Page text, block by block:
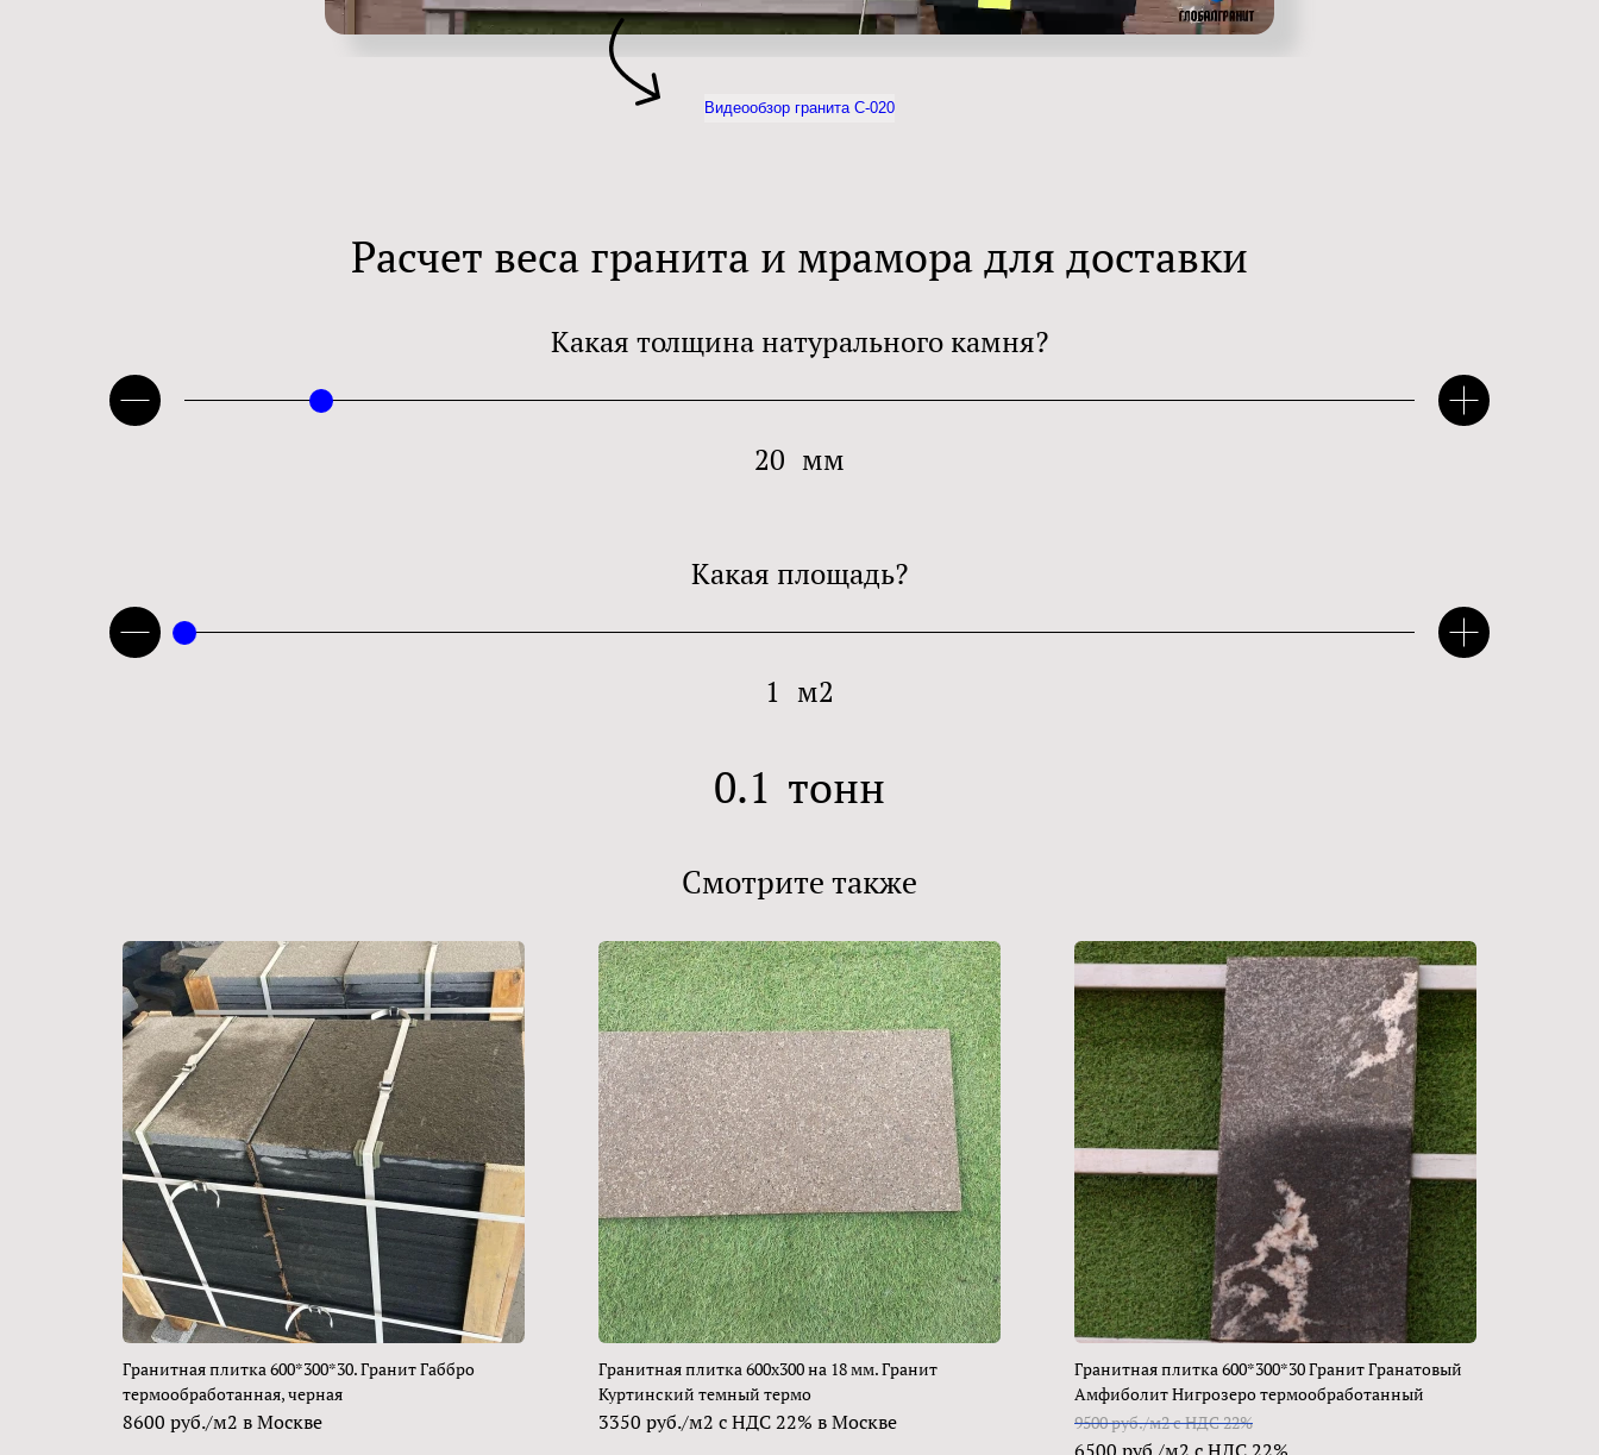
Видеообзор гранита С-020
Расчет веса гранита и мрамора для доставки
Какая толщина натурального камня?
20 мм
Какая площадь?
1 м2
0.1 тонн
Смотрите также
Гранитная плитка 600*300*30. Гранит Габбро
термообработанная, черная
8600 руб./м2 в Москве
Гранитная плитка 600х300 на 18 мм. Гранит
Куртинский темный термо
3350 руб./м2 с НДС 22% в Москве
Гранитная плитка 600*300*30 Гранит Гранатовый
Амфиболит Нигрозеро термообработанный
9500 руб./м2 с НДС 22%